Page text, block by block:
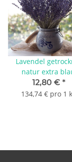
Lavendel
natur extra
Trockenblumen
großer Bund ca.
12,80 € *
134,74 € pro 1